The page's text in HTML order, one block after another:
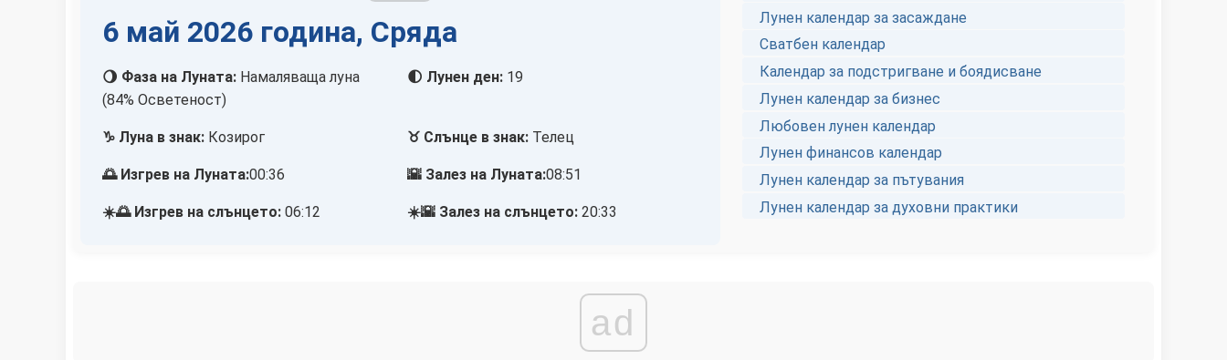
6 май 2026 година, Сряда
🌖 Фаза на Луната: Намаляваща луна
(84% Осветеност)
🌓 Лунен ден: 19
♑ Луна в знак: Козирог ♉ Слънце в знак: Телец
🌅 Изгрев на Луната:00:36 🌇 Залез на Луната:08:51
☀️🌅 Изгрев на слънцето: 06:12 ☀️🌇 Залез на слънцето:20:33
Лунен календар за засаждане
Сватбен календар
Календар за подстригване и боядисване
Лунен календар за бизнес
Любовен лунен календар
Лунен финансов календар
Лунен календар за пътувания
Лунен календар за духовни практики
ad